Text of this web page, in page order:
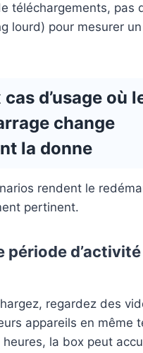
téléchargements, pas
lourd) pour mesurer
cas d’usage où
change
la donne
rendent le
pertinent.
période d’activité
regardez des
appareils en même
la box peut